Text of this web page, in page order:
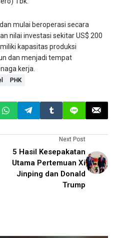
mulai beroperasi secara
nilai investasi sekitar US$ 200
kapasitas produksi
dan menjadi tempat
kerja.
PHK
Next Post
5 Hasil Kesepakatan
Utama Pertemuan Xi
Jinping dan Donald
Trump